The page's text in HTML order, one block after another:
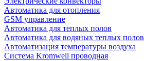
Автоматика для отопления
GSM управление
Автоматика для теплых полов
Автоматика для водяных теплых полов
Автоматизация температуры воздуха
Система Kromwell проводная